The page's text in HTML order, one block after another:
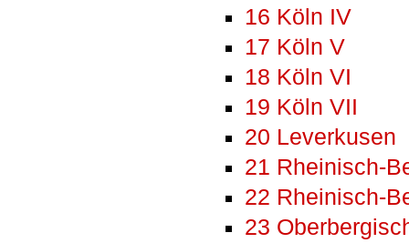
16 Köln IV
17 Köln V
18 Köln VI
19 Köln VII
20 Leverkusen
21 Rheinisch-
22 Rheinisch-
23